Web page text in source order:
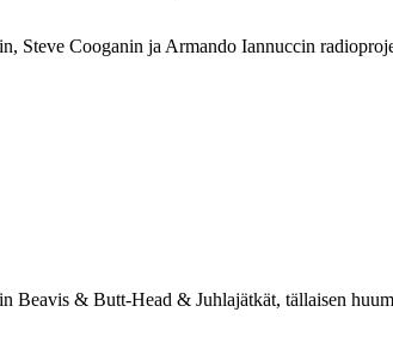
Steve Cooganin ja Armando Iannuccin
& Butt-Head & Juhlajätkät, tällaisen